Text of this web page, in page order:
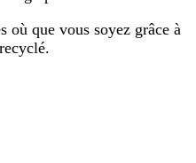
où que vous soyez grâce à